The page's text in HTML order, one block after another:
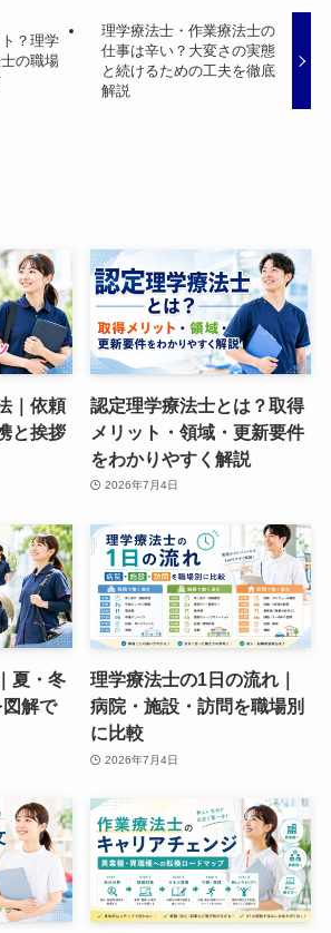
？理学
の職場
理学療法士・作業療法士の
仕事は辛い？大変さの実態
と続けるための工夫を徹底
解説
｜依頼
と挨拶
認定理学療法士とは？取得
メリット・領域・更新要件
をわかりやすく解説
2026年7月4日
夏・冬
解で
理学療法士の1日の流れ｜
病院・施設・訪問を職場別
に比較
2026年7月4日